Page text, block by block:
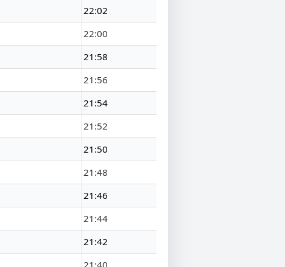
22:02
22:00
21:58
21:56
21:54
21:52
21:50
21:48
21:46
21:44
21:42